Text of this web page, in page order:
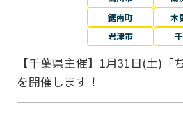
鋸南町
木
君津市
【千葉県主催】1月31日(土)「
を開催します！